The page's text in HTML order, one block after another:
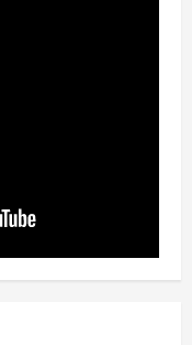
पर भी मिलेगा